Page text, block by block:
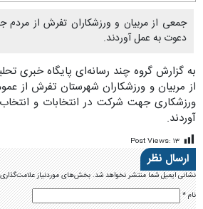
جمعی از مربیان و ورزشکاران تفرش از مردم
دعوت به عمل آوردند.
به گزارش گروه چند رسانه‌ای پایگاه خبری
از مربیان و ورزشکاران شهرستان تفرش از
ورزشکاری جهت شرکت در انتخابات و
آوردند.
Post Views: ۱۳
ارسال نظر
نشانی ایمیل شما منتشر نخواهد شد.بخش‌های موردنیاز
نام*